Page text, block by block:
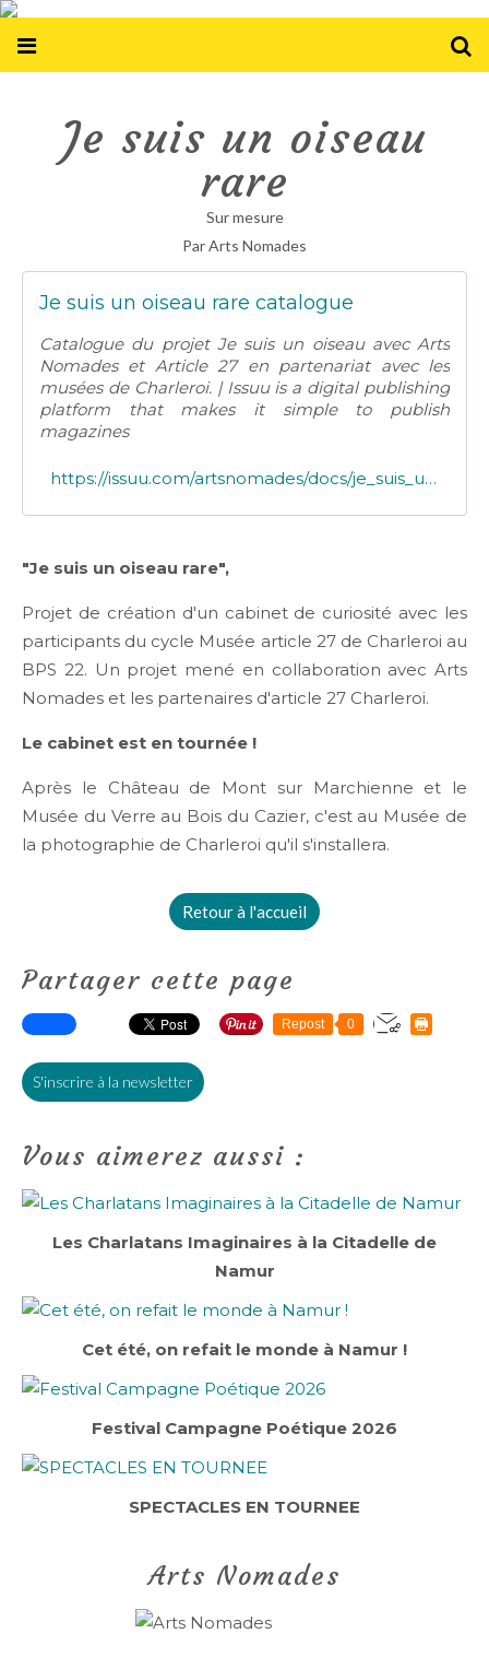
Je suis un oiseau
rare
Sur mesure
Par Arts Nomades
Je suis un oiseau rare catalogue
Catalogue du projet Je suis un oiseau avec Arts
Nomades et Article 27 en partenariat avec les
musées de Charleroi. | Issuu is a digital publishing
platform that makes it simple to publish
magazines
https://issuu.com/artsnomades/docs/je_suis_un_oiseau_rare_catalogue
"Je suis un oiseau rare",
Projet de création d'un cabinet de curiosité avec les
participants du cycle Musée article 27 de Charleroi au
BPS 22. Un projet mené en collaboration avec Arts
Nomades et les partenaires d'article 27 Charleroi.
Le cabinet est en tournée !
Après le Château de Mont sur Marchienne et le
Musée du Verre au Bois du Cazier, c'est au Musée de
la photographie de Charleroi qu'il s'installera.
Retour à l'accueil
Partager cette page
Repost 0
S'inscrire à la newsletter
Vous aimerez aussi :
Les Charlatans Imaginaires à la Citadelle de
Namur
Cet été, on refait le monde à Namur !
Festival Campagne Poétique 2026
SPECTACLES EN TOURNEE
Arts Nomades